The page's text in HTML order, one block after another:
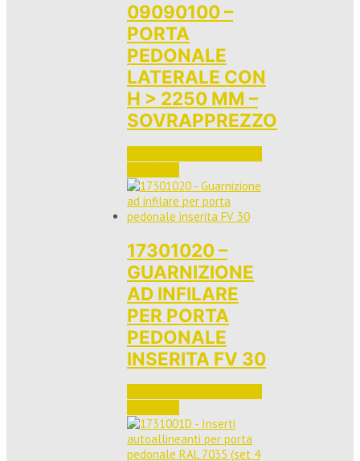
09090100 –
PORTA
PEDONALE
LATERALE CON
H > 2250 MM –
SOVRAPPREZZO
17301020 –
GUARNIZIONE
AD INFILARE
PER PORTA
PEDONALE
INSERITA FV 30